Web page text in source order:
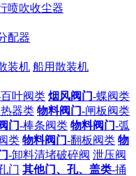
喷吹收尘器
配器
装机 船用散装机
叶阀类 烟风阀门-蝶阀类
器类 物料阀门-闸板阀类
门-棒条阀类 物料阀门-弧
类 物料阀门-翻板阀类 物
-卸料清堵破碎阀 泄压阀
门 其他门、孔、盖类-捅